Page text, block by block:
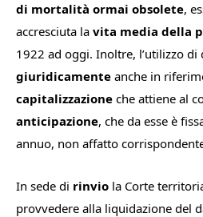
di mortalità ormai obsolete,
accresciuta la vita media della
1922 ad oggi. Inoltre, l’utilizzo di
giuridicamente anche in
capitalizzazione che attiene al
anticipazione, che da esse è
annuo, non affatto
In sede di rinvio la Corte
provvedere alla liquidazione del